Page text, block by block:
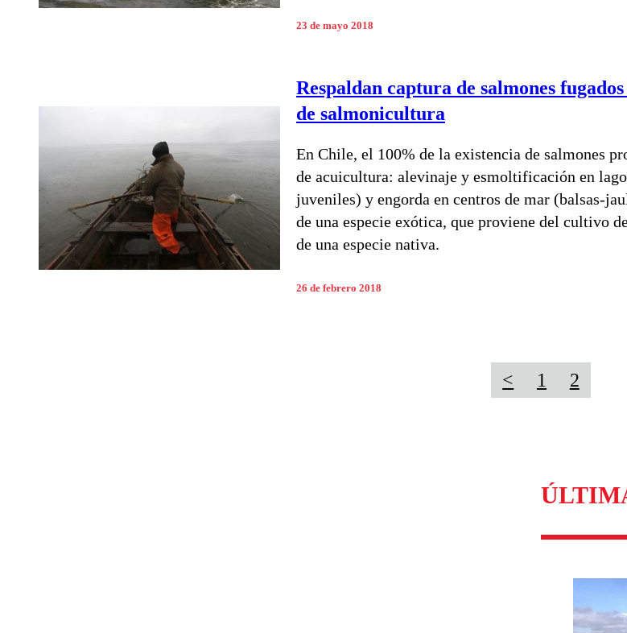
23 de mayo 2018
Respaldan captura de salmones
de salmonicultura
En Chile, el 100% de la existencia de salmones
de acuicultura: alevinaje y esmoltificación en
juveniles) y engorda en centros de mar (balsas-
de una especie exótica, que proviene del cultivo
de una especie nativa.
26 de febrero 2018
< 1 2